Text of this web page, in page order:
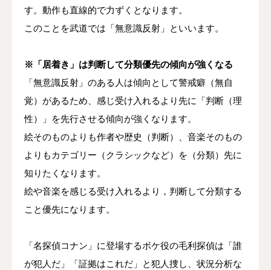
す。動作も直線的で力ずくとなります。
このことを武道では「無意識反射」といいます。
※「居着き」は判断して分類優先の傾向が強くなる
「無意識反射」のある人は傾向として警戒癖（無自
覚）があるため、感じ受け入れるより先に「判断（理
性）」を先行させる傾向が強くなります。
絵そのものよりも作者や歴史（判断）、音楽そのもの
よりもカテゴリー（クラシックなど）を（分類）先に
知りたくなります。
絵や音楽を感じる受け入れるより，判断して分類する
こと優先になります。
「名探偵コナン」に登場するボケ役の毛利探偵は「誰
が犯人だ」「証拠はこれだ」と犯人捜し、状況分析な